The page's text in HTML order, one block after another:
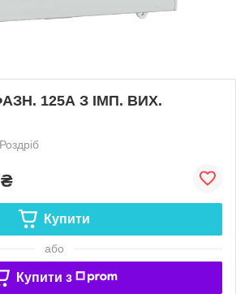
125А З ІМП. ВИХ.
Роздріб
₴
Купити
або
Купити з